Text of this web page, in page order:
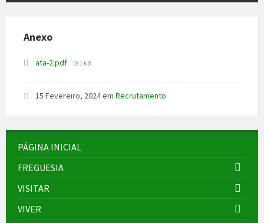
Anexo
ata-2.pdf File
181 kB
15 Fevereiro, 2024em Recrutamento
PÁGINA INICIAL
FREGUESIA
VISITAR
VIVER